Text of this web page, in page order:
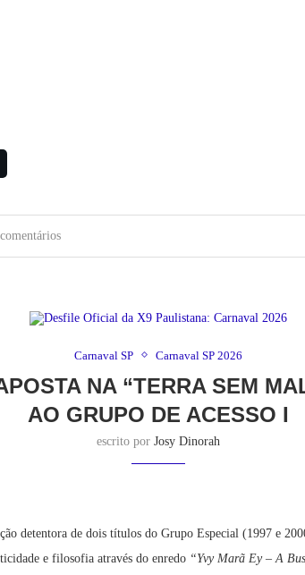
Carnaval SP Carnaval SP 2026
NA “TERRA SEM
AO GRUPO DE ACESSO I
escrito por Josy Dinorah
detentora de dois títulos do Grupo Especial (1997 e
e filosofia através do enredo “Yvy Marã Ey – A